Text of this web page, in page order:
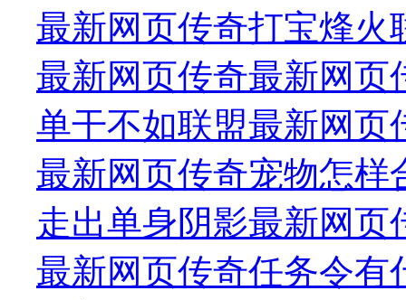
最新网页传奇打宝烽火
最新网页传奇最新网页
单干不如联盟最新网页
最新网页传奇宠物怎样
走出单身阴影最新网
最新网页传奇任务令有